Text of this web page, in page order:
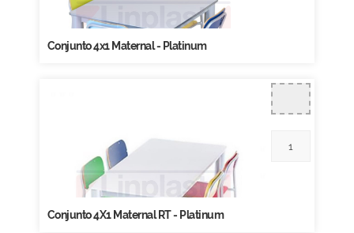
Conjunto 4x1 Maternal - Platinum
Conjunto 4X1 Maternal RT - Platinum